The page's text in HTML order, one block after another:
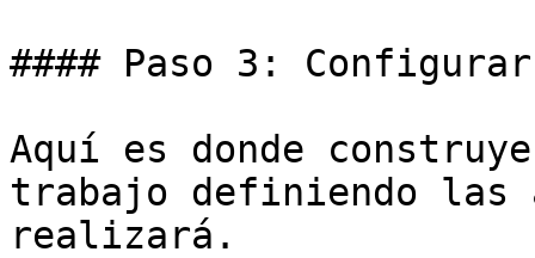
#### Paso 3:
Aquí es donde
trabajo definiendo las
realizará.